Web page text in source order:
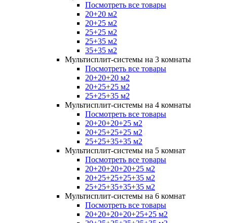
Посмотреть все товары
20+20 м2
20+25 м2
25+25 м2
25+35 м2
35+35 м2
Мультисплит-системы на 3 комнаты
Посмотреть все товары
20+20+20 м2
20+25+25 м2
25+25+35 м2
Мультисплит-системы на 4 комнаты
Посмотреть все товары
20+20+20+25 м2
20+25+25+25 м2
25+25+35+35 м2
Мультисплит-системы на 5 комнат
Посмотреть все товары
20+20+20+20+25 м2
20+25+25+25+35 м2
25+25+35+35+35 м2
Мультисплит-системы на 6 комнат
Посмотреть все товары
20+20+20+20+25+25 м2